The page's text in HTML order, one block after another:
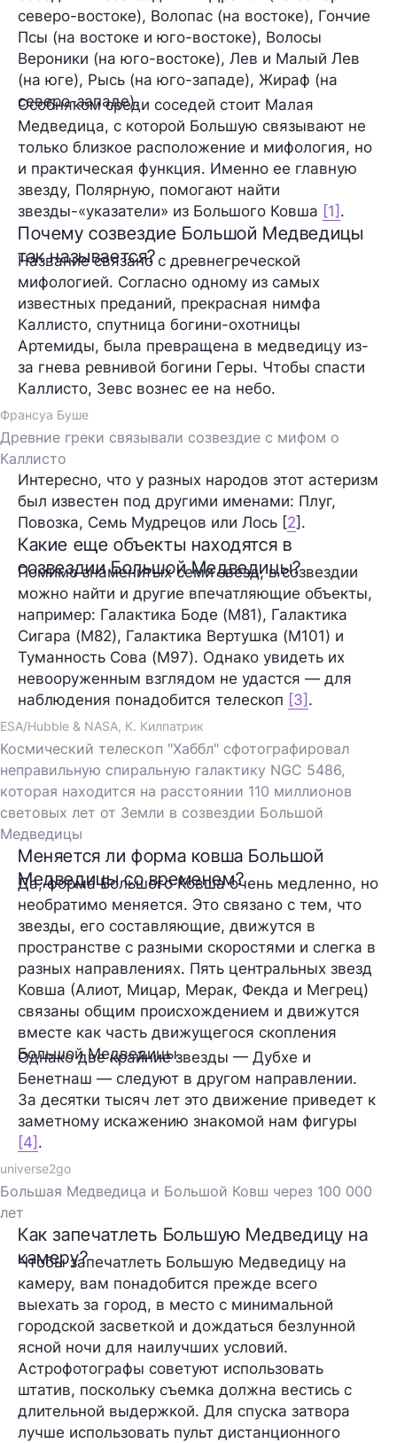
северо-востоке), Волопас (на востоке), Гончие
Псы (на востоке и юго-востоке), Волосы
Вероники (на юго-востоке), Лев и Малый Лев
(на юге), Рысь (на юго-западе), Жираф (на
северо-западе).
Особняком среди соседей стоит Малая
Медведица, с которой Большую связывают не
только близкое расположение и мифология, но
и практическая функция. Именно ее главную
звезду, Полярную, помогают найти
звезды-«указатели» из Большого Ковша [1] .
Почему созвездие Большой Медведицы
так называется?
Название связано с древнегреческой
мифологией. Согласно одному из самых
известных преданий, прекрасная нимфа
Каллисто, спутница богини-охотницы
Артемиды, была превращена в медведицу из-
за гнева ревнивой богини Геры. Чтобы спасти
Каллисто, Зевс вознес ее на небо.
Франсуа Буше
Древние греки связывали созвездие с мифом о
Каллисто
Интересно, что у разных народов этот астеризм
был известен под другими именами: Плуг,
Повозка, Семь Мудрецов или Лось [2].
Какие еще объекты находятся в
созвездии Большой Медведицы?
Помимо знаменитых семи звезд, в созвездии
можно найти и другие впечатляющие объекты,
например: Галактика Боде (M81), Галактика
Сигара (M82), Галактика Вертушка (M101) и
Туманность Сова (M97). Однако увидеть их
невооруженным взглядом не удастся — для
наблюдения понадобится телескоп [3] .
ESA/Hubble & NASA, К. Килпатрик
Космический телескоп "Хаббл" сфотографировал
неправильную спиральную галактику NGC 5486,
которая находится на расстоянии 110 миллионов
световых лет от Земли в созвездии Большой
Медведицы
Меняется ли форма ковша Большой
Медведицы со временем?
Да, форма Большого Ковша очень медленно, но
необратимо меняется. Это связано с тем, что
звезды, его составляющие, движутся в
пространстве с разными скоростями и слегка в
разных направлениях. Пять центральных звезд
Ковша (Алиот, Мицар, Мерак, Фекда и Мегрец)
связаны общим происхождением и движутся
вместе как часть движущегося скопления
Большой Медведицы.
Однако две крайние звезды — Дубхе и
Бенетнаш — следуют в другом направлении.
За десятки тысяч лет это движение приведет к
заметному искажению знакомой нам фигуры
[4] .
universe2go
Большая Медведица и Большой Ковш через 100 000
лет
Как запечатлеть Большую Медведицу на
камеру?
Чтобы запечатлеть Большую Медведицу на
камеру, вам понадобится прежде всего
выехать за город, в место с минимальной
городской засветкой и дождаться безлунной
ясной ночи для наилучших условий.
Астрофотографы советуют использовать
штатив, поскольку съемка должна вестись с
длительной выдержкой. Для спуска затвора
лучше использовать пульт дистанционного